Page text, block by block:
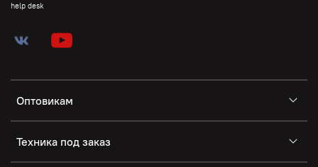
Оптовикам
Техника под заказ
help desk